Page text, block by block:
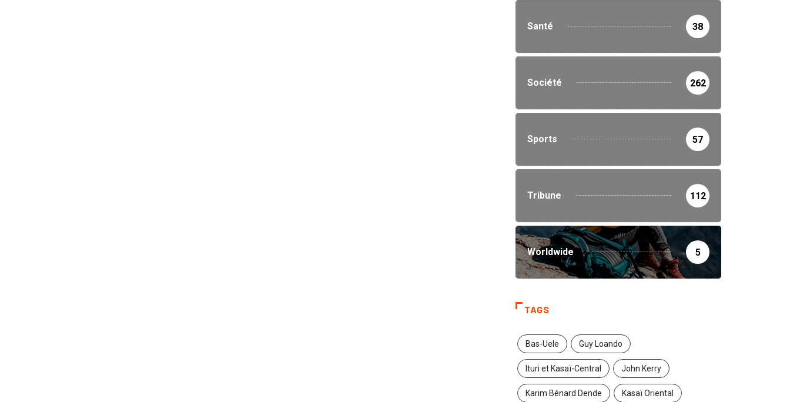
Santé 38
Société 262
Sports 57
Tribune 112
Worldwide 5
TAGS
Bas-Uele Guy Loando
Ituri et Kasaï-Central John Kerry
Karim Bénard Dende Kasaï Oriental